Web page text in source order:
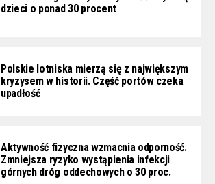
dzieci o ponad 30 procent
Polskie lotniska mierzą się z największym
kryzysem w historii. Część portów czeka
upadłość
Aktywność fizyczna wzmacnia odporność.
Zmniejsza ryzyko wystąpienia infekcji
górnych dróg oddechowych o 30 proc.